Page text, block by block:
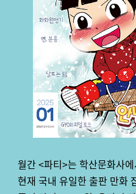
월간 <파티>는 학산문화사
현재 국내 유일한 출판 만화